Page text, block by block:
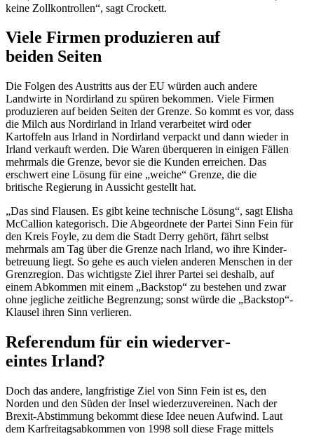
keine Zollkon­trollen“, sagt Crockett.
Viele Firmen produ­zieren auf
beiden Seiten
Die Folgen des Austritts aus der EU würden auch andere
Landwirte in Nordirland zu spüren bekommen. Viele Firmen
produ­zieren auf beiden Seiten der Grenze. So kommt es vor, dass
die Milch aus Nordirland in Irland verar­beitet wird oder
Kartoffeln aus Irland in Nordirland verpackt und dann wieder in
Irland verkauft werden. Die Waren überqueren in einigen Fällen
mehrmals die Grenze, bevor sie die Kunden erreichen. Das
erschwert eine Lösung für eine „weiche“ Grenze, die die
britische Regierung in Aussicht gestellt hat.
„Das sind Flausen. Es gibt keine technische Lösung“, sagt Elisha
McCallion katego­risch. Die Abgeordnete der Partei Sinn Fein für
den Kreis Foyle, zu dem die Stadt Derry gehört, fährt selbst
mehrmals am Tag über die Grenze nach Irland, wo ihre Kinder­
be­treuung liegt. So gehe es auch vielen anderen Menschen in der
Grenz­region. Das wichtigste Ziel ihrer Partei sei deshalb, auf
einem Abkommen mit einem „Backstop“ zu bestehen und zwar
ohne jegliche zeitliche Begrenzung; sonst würde die „Backstop“-
Klausel ihren Sinn verlieren.
Referendum für ein wieder­ver­
eintes Irland?
Doch das andere, langfristige Ziel von Sinn Fein ist es, den
Norden und den Süden der Insel wieder­zu­ver­einen. Nach der
Brexit-Abstimmung bekommt diese Idee neuen Aufwind. Laut
dem Karfrei­tags­ab­kommen von 1998 soll diese Frage mittels